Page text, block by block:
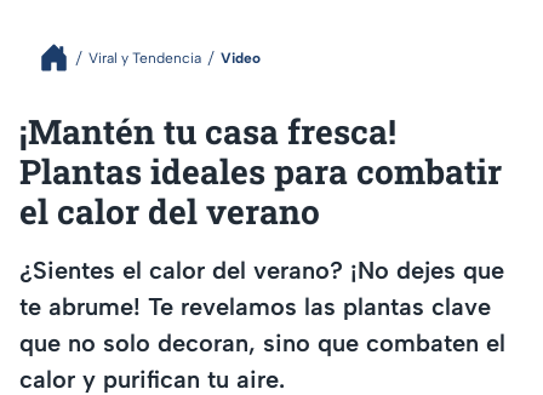
Viral y Tendencia Video
¡Mantén tu casa fresca!
Plantas ideales para combatir
el calor del verano
¿Sientes el calor del verano? ¡No dejes que
te abrume! Te revelamos las plantas clave
que no solo decoran, sino que combaten el
calor y purifican tu aire.